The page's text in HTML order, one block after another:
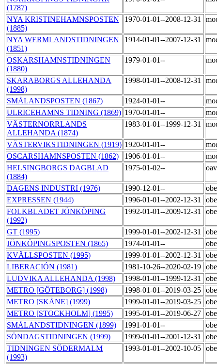
(1787)
NYA KRISTINEHAMNSPOSTEN
(1885)
1970-01-01--2008-12-31
NYA WERMLANDSTIDNINGEN
(1851)
1914-01-01--2007-12-31
OSKARSHAMNSTIDNINGEN
(1880)
1979-01-01--
SKARABORGS ALLEHANDA
(1998)
1998-01-01--2008-12-31
SMÅLANDSPOSTEN (1867) 1924-01-01--
ULRICEHAMNS TIDNING (1869) 1970-01-01--
VÄSTERNORRLANDS
ALLEHANDA (1874)
1983-01-01--1999-12-31
VÄSTERVIKSTIDNINGEN (1919) 1920-01-01--
OSCARSHAMNSPOSTEN (1862)
1906-01-01--
HELSINGBORGS DAGBLAD
(1884)
1975-01-02--
DAGENS INDUSTRI (1976) 1990-12-01--
EXPRESSEN (1944)
1996-01-01--2002-12-31
FOLKBLADET JÖNKÖPING
(1992)
1992-01-01--2009-12-31
GT (1995) 1999-01-01--2002-12-31
JÖNKÖPINGSPOSTEN (1865)
1974-01-01--
KVÄLLSPOSTEN (1995)
1999-01-01--2002-12-31
LIBERACIÓN (1981)
1981-10-26--2020-02-19
LUDVIKA ALLEHANDA (1998)
1998-01-01--1999-12-31
METRO [GÖTEBORG] (1998)
1998-01-01--2019-03-25
METRO [SKÅNE] (1999)
1999-01-01--2019-03-25
METRO [STOCKHOLM] (1995)
1995-01-01--2019-06-27
SMÅLANDSTIDNINGEN (1899)
1991-01-01--
SÖNDAGSTIDNINGEN (1999)
1999-01-01--2001-12-31
TIDNINGEN SÖDERMALM
(1993)
1993-01-01--2002-10-05